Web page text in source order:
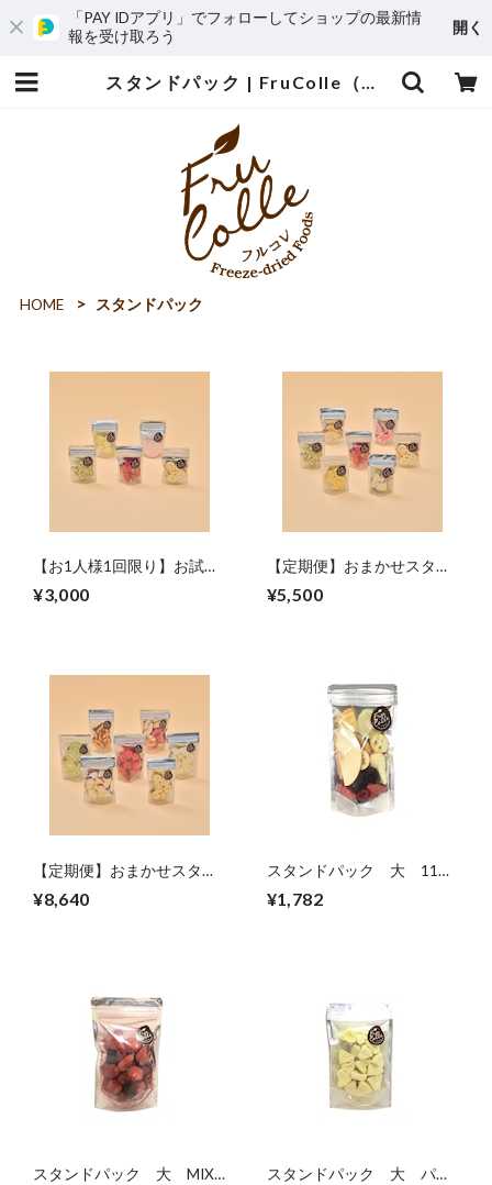
「PAY IDアプリ」でフォローしてショップの最新情
報を受け取ろう
開く
スタンドパック | FruColle（フルコレ）オンラインストア
HOME スタンドパック
【お1人様1回限り】お試し
セット
¥3,000
【定期便】おまかせスタン
ドパックミニセット【1カ
月に7袋】
¥5,500
【定期便】おまかせスタン
袋】
¥8,640
スタンドパック 大 11種
¥1,782
スタンドパック 大 MIX
スタンドパック 大 パイ